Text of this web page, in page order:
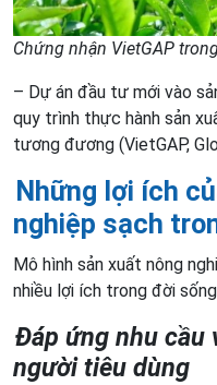
Chứng nhận VietGAP
– Dự án đầu tư mới vào
quy trình thực hành sản
tương đương (VietGAP,
Những lợi ích
nghiệp sạch
Mô hình sản xuất nông
nhiều lợi ích trong đời
Đáp ứng nhu cầu
người tiêu dùng